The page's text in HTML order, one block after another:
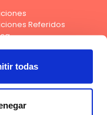
todas
Referidos
bancos